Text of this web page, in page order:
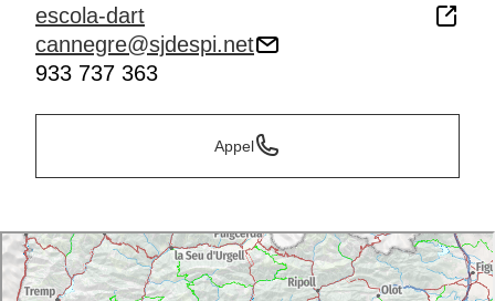
escola-dart
cannegre@sjdespi.net
933 737 363
Appel